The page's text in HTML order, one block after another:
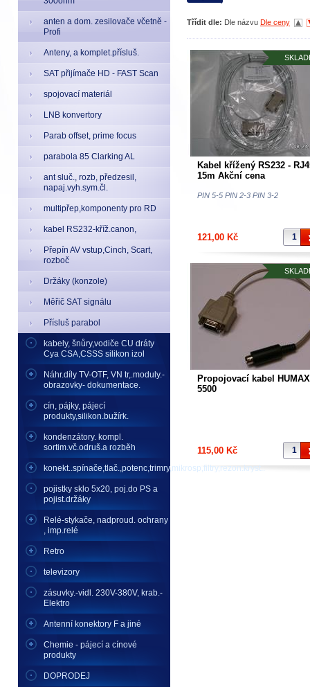
anten a dom. zesilovače včetně -
Profi
Anteny, a komplet.přísluš.
SAT přijímače HD - FAST Scan
spojovací materiál
LNB konvertory
Parab offset, prime focus
parabola 85 Clarking AL
ant sluč., rozb, předzesil,
napaj.vyh.sym.čl.
multipřep,komponenty pro RD
kabel RS232-kříž.canon,
Přepín AV vstup,Cinch, Scart,
rozboč
Držáky (konzole)
Měřič SAT signálu
Přísluš parabol
kabely, šnůry,vodiče CU dráty
Cya CSA,CSSS silikon izol
Náhr.díly TV-OTF, VN tr,.moduly.-
obrazovky- dokumentace.
cín, pájky, pájecí
produkty,silikon.bužírk.
kondenzátory. kompl.
sortim.vč.odruš.a rozběh
konekt..spínače,tlač.,potenc,trimry,mikrosp,filtry,rezon.kryst..
pojistky sklo 5x20, poj.do PS a
pojist.držáky
Relé-stykače, nadproud. ochrany
, imp.relé
Retro
televizory
zásuvky.-vidl. 230V-380V, krab.-
Elektro
Antenní konektory F a jiné
Chemie - pájecí a cínové
produkty
DOPRODEJ
Třídit dle: Dle názvu Dle ceny
Kabel křížený RS232 -
15m Akční cena
PIN 5-5 PIN 2-3 PIN 3-2
121,00 Kč
Propojovací kabel HUMAX
5500
115,00 Kč